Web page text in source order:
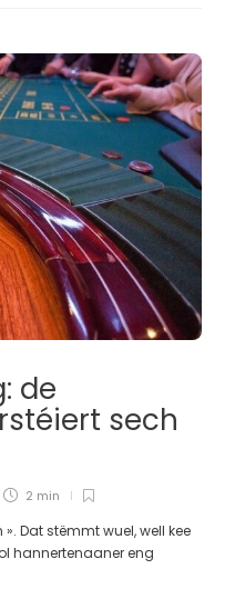
de
sech
2 min
Dat stëmmt wuel, well kee
hannertenaaner eng